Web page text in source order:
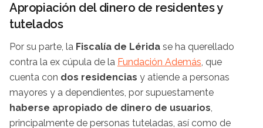
Apropiación del dinero de residentes y
tutelados
Por su parte, la Fiscalía de Lérida se ha querellado
contra la ex cúpula de la Fundación Además, que
cuenta con dos residencias y atiende a personas
mayores y a dependientes, por supuestamente
haberse apropiado de dinero de usuarios,
principalmente de personas tuteladas, así como de